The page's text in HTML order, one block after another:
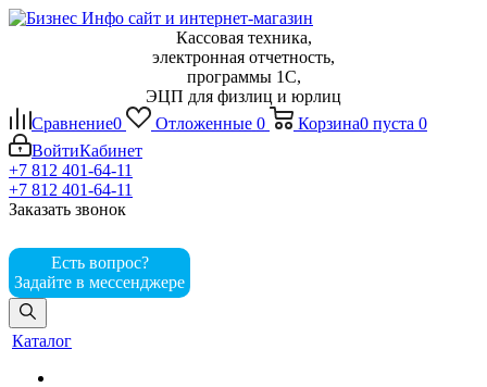
Кассовая техника,
электронная отчетность,
программы 1С,
ЭЦП для физлиц и юрлиц
Сравнение0 Отложенные 0 Корзина0 пуста 0
ВойтиКабинет
+7 812 401-64-11
+7 812 401-64-11
Заказать звонок
Есть вопрос?
Задайте в мессенджере
Каталог